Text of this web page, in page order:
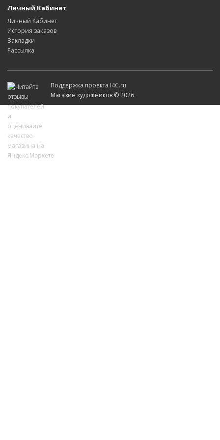
Личный Кабинет
Личный Кабинет
История заказов
Закладки
Рассылка
Поддержка проекта I4C.ru
Магазин художников © 2026